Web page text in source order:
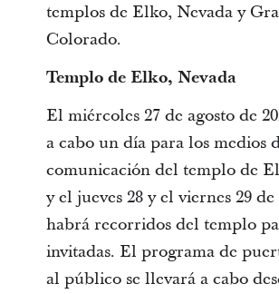
templos de Elko, Nevada y
Colorado.
Templo de Elko, Nevada
El miércoles 27 de agosto de
a cabo un día para los medios
comunicación del templo de
y el jueves 28 y el viernes 29 de
habrá recorridos del templo
invitadas. El programa de
al público se llevará a cabo